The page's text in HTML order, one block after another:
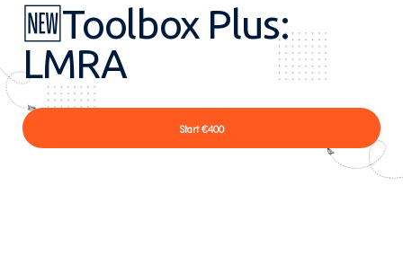
🆕Toolbox Plus:
LMRA
Start €400